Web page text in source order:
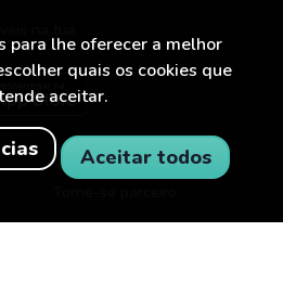
para lhe oferecer a melhor
quais os cookies que
aceitar.
Aceitar todos
PARA EMPRESAS